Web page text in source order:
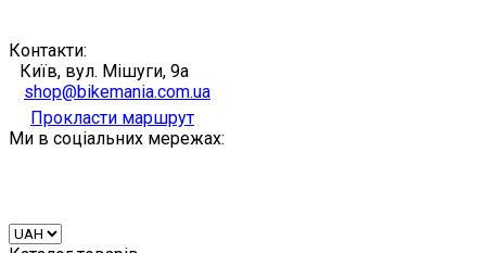
Контакти:
Київ, вул. Мішуги, 9а
shop@bikemania.com.ua
Прокласти маршрут
Ми в соціальних мережах: